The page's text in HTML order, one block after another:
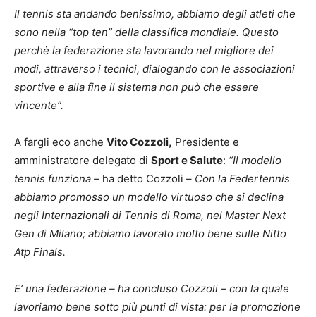
Il tennis sta andando benissimo, abbiamo degli atleti che
sono nella “top ten” della classifica mondiale. Questo
perchè la federazione sta lavorando nel migliore dei
modi, attraverso i tecnici, dialogando con le associazioni
sportive e alla fine il sistema non può che essere
vincente”.
A fargli eco anche Vito Cozzoli, Presidente e
amministratore delegato di Sport e Salute: “Il modello
tennis funziona – ha detto Cozzoli – Con la Federtennis
abbiamo promosso un modello virtuoso che si declina
negli Internazionali di Tennis di Roma, nel Master Next
Gen di Milano; abbiamo lavorato molto bene sulle Nitto
Atp Finals.
E’ una federazione – ha concluso Cozzoli – con la quale
lavoriamo bene sotto più punti di vista: per la promozione